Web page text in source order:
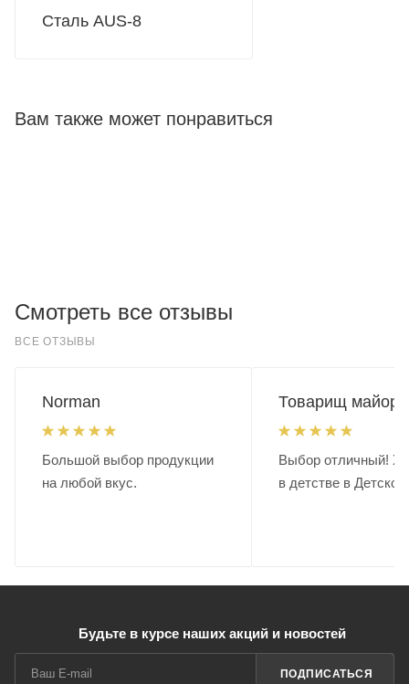
Сталь AUS-8
Вам также может понравиться
Смотреть все отзывы
ВСЕ ОТЗЫВЫ
Norman
Большой выбор продукции
на любой вкус.
Товарищ майор.
Выбор отличный!
в детстве в
Будьте в курсе наших акций и новостей
ПОДПИСАТЬСЯ